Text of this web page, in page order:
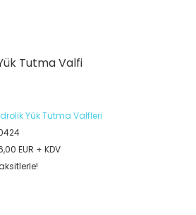
Tutma Valfi
Yük Tutma Valfleri
EUR + KDV